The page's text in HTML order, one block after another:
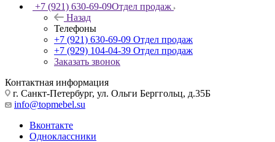
+7 (921) 630-69-09Отдел продаж
Назад
Телефоны
+7 (921) 630-69-09 Отдел продаж
+7 (929) 104-04-39 Отдел продаж
Заказать звонок
Контактная информация
г. Санкт-Петербург, ул. Ольги Берггольц, д.35Б
info@topmebel.su
Вконтакте
Одноклассники